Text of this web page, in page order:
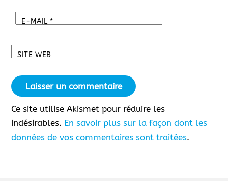
E-MAIL *
SITE WEB
Ce site utilise Akismet pour réduire les
indésirables. En savoir plus sur la façon dont les
données de vos commentaires sont traitées.